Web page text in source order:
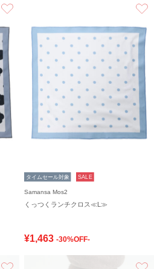
タイムセール対象 SALE
Samansa Mos2
くっつくランチクロス≪L≫
¥1,463 -30%OFF-